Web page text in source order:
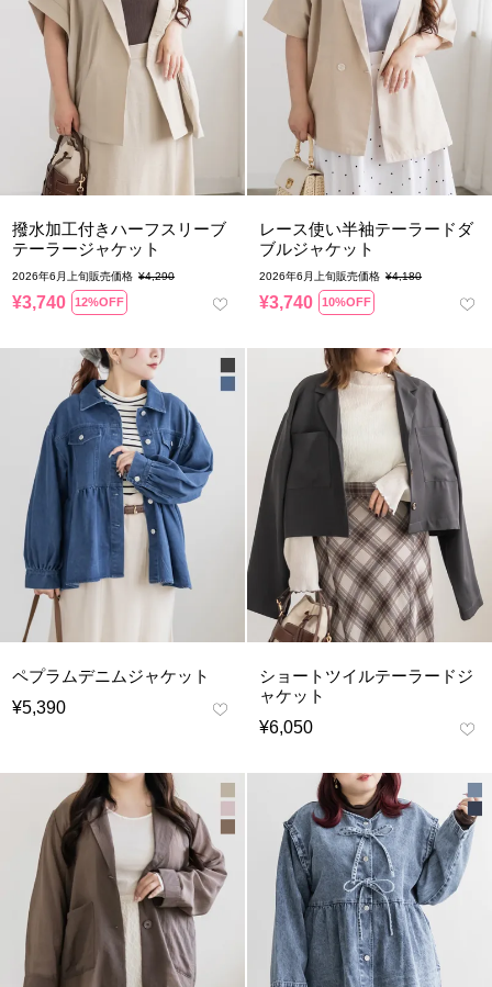
撥水加工付きハーフスリーブ
テーラージャケット
2026年6月上旬販売価格 ¥4,290
¥3,740 12%OFF
レース使い半袖テーラードダ
ブルジャケット
2026年6月上旬販売価格 ¥4,180
¥3,740 10%OFF
ペプラムデニムジャケット
¥5,390
ショートツイルテーラードジ
ャケット
¥6,050